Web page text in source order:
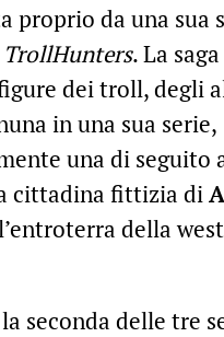
proprio da una sua
TrollHunters. La
dei troll, degli
in una sua serie,
una di seguito
cittadina fittizia di
della
seconda delle tre